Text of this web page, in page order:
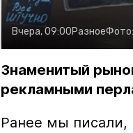
Вчера, 09:00Разное
Знаменитый
рекламными
Ранее мы писали,